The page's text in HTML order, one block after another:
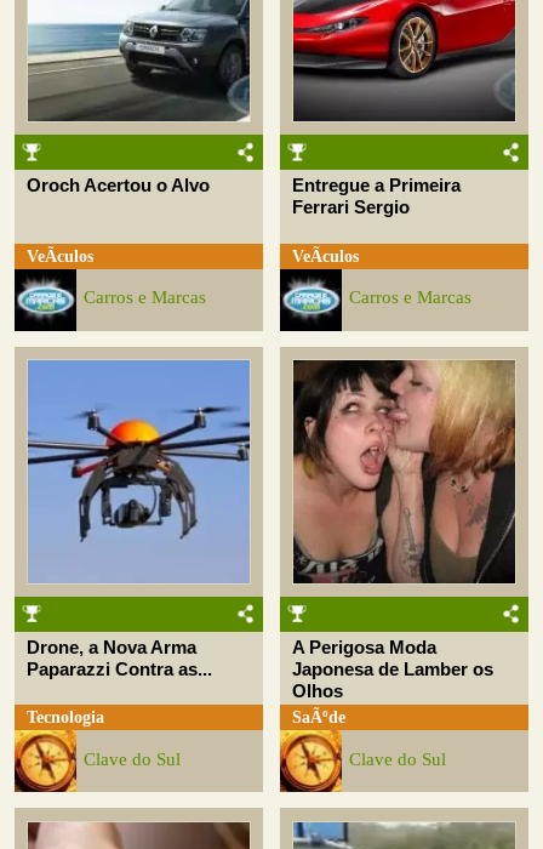
Oroch Acertou o Alvo
VeÃ­culos
Carros e Marcas
Entregue a Primeira
Ferrari Sergio
VeÃ­culos
Carros e Marcas
Drone, a Nova Arma
Paparazzi Contra as...
Tecnologia
Clave do Sul
A Perigosa Moda
Japonesa de Lamber os
Olhos
SaÃºde
Clave do Sul